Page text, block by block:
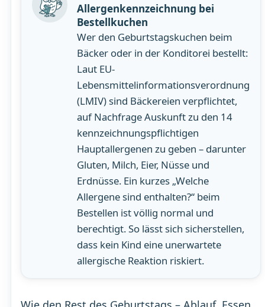
Allergenkennzeichnung bei
Bestellkuchen
Wer den Geburtstagskuchen beim
Bäcker oder in der Konditorei bestellt:
Laut EU-
Lebensmittelinformationsverordnung
(LMIV) sind Bäckereien verpflichtet,
auf Nachfrage Auskunft zu den 14
kennzeichnungspflichtigen
Hauptallergenen zu geben – darunter
Gluten, Milch, Eier, Nüsse und
Erdnüsse. Ein kurzes „Welche
Allergene sind enthalten?“ beim
Bestellen ist völlig normal und
berechtigt. So lässt sich sicherstellen,
dass kein Kind eine unerwartete
allergische Reaktion riskiert.